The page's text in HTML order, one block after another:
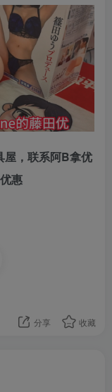
屋，联系阿B拿优
惠
分享 收藏